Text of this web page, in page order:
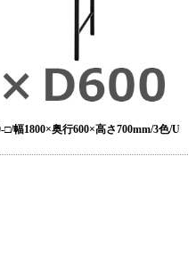
幅1800×奥行600×高さ700mm/3色/U